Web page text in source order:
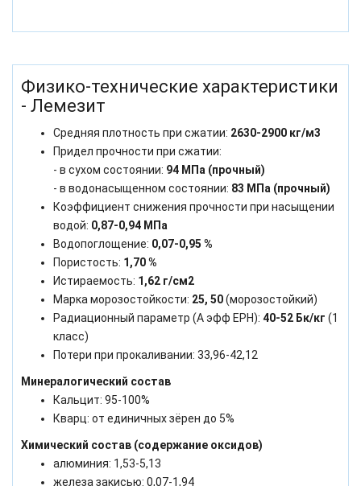
Физико-технические характеристики
- Лемезит
Средняя плотность при сжатии: 2630-2900 кг/м3
Придел прочности при сжатии:
- в сухом состоянии: 94 МПа (прочный)
- в водонасыщенном состоянии: 83 МПа (прочный)
Коэффициент снижения прочности при насыщении
водой: 0,87-0,94 МПа
Водопоглощение: 0,07-0,95 %
Пористость: 1,70 %
Истираемость: 1,62 г/см2
Марка морозостойкости: 25, 50(морозостойкий)
Радиационный параметр (А эфф ЕРН): 40-52 Бк/кг (1
класс)
Потери при прокаливании: 33,96-42,12
Минералогический состав
Кальцит: 95-100%
Кварц: от единичных зёрен до 5%
Химический состав (содержание оксидов)
алюминия: 1,53-5,13
железа закисью: 0,07-1,94